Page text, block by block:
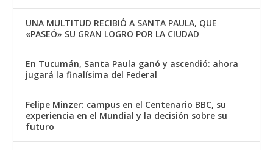
UNA MULTITUD RECIBIÓ A SANTA PAULA, QUE
«PASEÓ» SU GRAN LOGRO POR LA CIUDAD
En Tucumán, Santa Paula ganó y ascendió: ahora
jugará la finalísima del Federal
Felipe Minzer: campus en el Centenario BBC, su
experiencia en el Mundial y la decisión sobre su
futuro